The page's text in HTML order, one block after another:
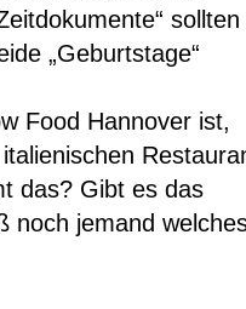
sollten
„Geburtstage“
Food Hannover ist,
das? Gibt es das
noch jemand